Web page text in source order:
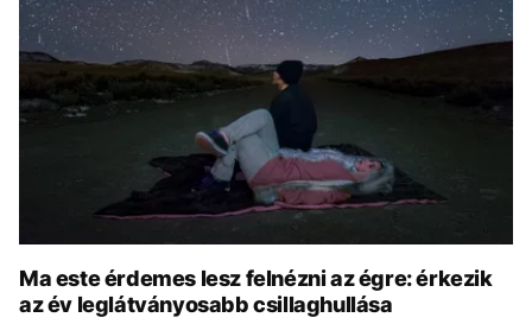
KÖZÉLET UTAZÁS
ÉLETMÓD DESIGN
BESZÉLGETÉSEK ARCOK
TÖRTÉNETEK
GASZTRO
Ma este érdemes lesz felnézni az égre: érkezik
az év leglátványosabb csillaghullása